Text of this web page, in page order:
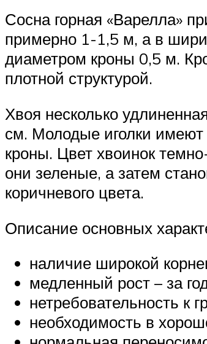
Сосна горная «Варелла»
примерно 1-1,5 м, а в
диаметром кроны 0,5 м.
плотной структурой.
Хвоя несколько
см. Молодые иголки
кроны. Цвет хвоинок
они зеленые, а затем
коричневого цвета.
Описание основных
наличие широкой
медленный рост – за
нетребовательность к
необходимость в